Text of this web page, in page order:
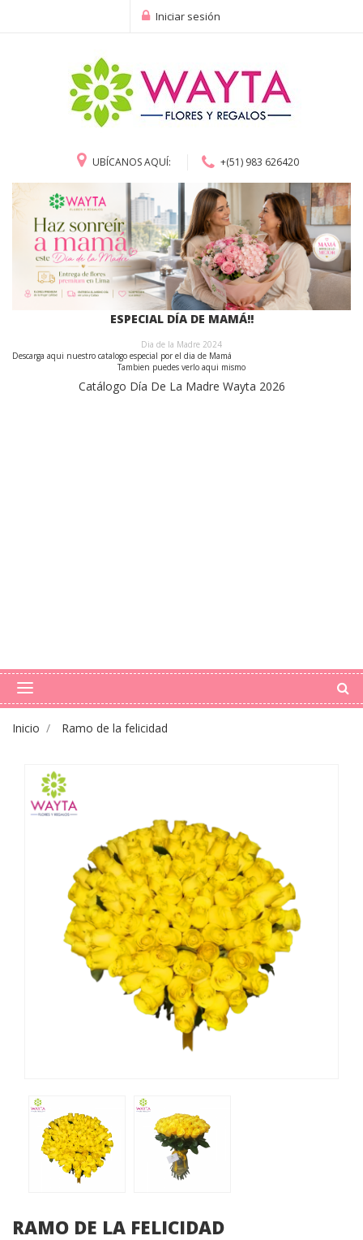
Iniciar sesión
UBÍCANOS AQUÍ: +(51) 983 626420
ESPECIAL DÍA DE MAMÁ!!
Dia de la Madre 2024
Descarga aqui nuestro catalogo especial por el dia de Mamá
Tambien puedes verlo aqui mismo
Catálogo Día De La Madre Wayta 2026
Inicio Ramo de la felicidad
RAMO DE LA FELICIDAD